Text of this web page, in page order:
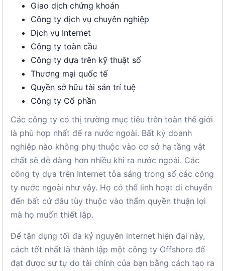
Giao dịch chứng khoán
Công ty dịch vụ chuyên nghiệp
Dịch vụ Internet
Công ty toàn cầu
Công ty dựa trên kỹ thuật số
Thương mại quốc tế
Quyền sở hữu tài sản trí tuệ
Công ty Cổ phần
Các công ty có thị trường mục tiêu trên toàn thế giới
là phù hợp nhất để ra nước ngoài. Bất kỳ doanh
nghiệp nào không phụ thuộc vào cơ sở hạ tầng vật
chất sẽ dễ dàng hơn nhiều khi ra nước ngoài. Các
công ty dựa trên Internet tỏa sáng trong số các công
ty nước ngoài như vậy. Họ có thể linh hoạt di chuyển
đến bất cứ đâu tùy thuộc vào thẩm quyền thuận lợi
mà họ muốn thiết lập.
Để tận dụng tối đa kỷ nguyên internet hiện đại này,
cách tốt nhất là thành lập một công ty Offshore để
đạt được sự tự do tài chính của bạn bằng cách tạo ra